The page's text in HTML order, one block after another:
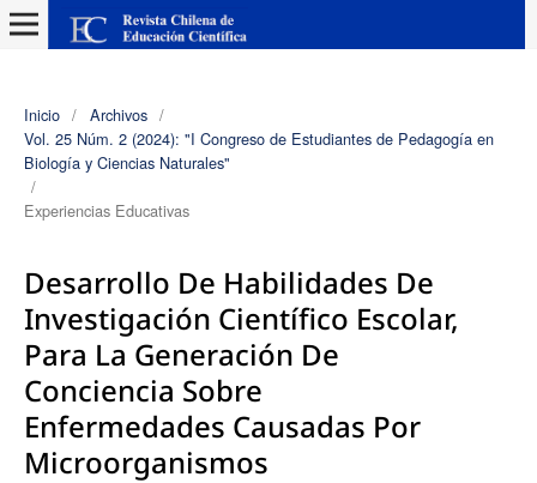
Inicio / Archivos /
Vol. 25 Núm. 2 (2024): "I Congreso de Estudiantes de Pedagogía en
Biología y Ciencias Naturales"
/
Experiencias Educativas
Desarrollo De Habilidades De
Investigación Científico Escolar,
Para La Generación De
Conciencia Sobre
Enfermedades Causadas Por
Microorganismos